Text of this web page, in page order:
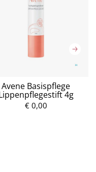
Avene Basispflege
4g
€ 0,00